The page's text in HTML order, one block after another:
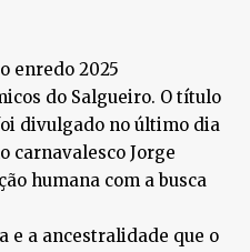
enredo 2025
do Salgueiro. O título
divulgado no último dia
carnavalesco Jorge
humana com a busca
e a ancestralidade que o